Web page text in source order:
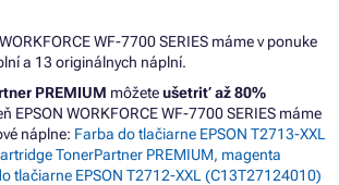
WF-7700 SERIES máme v ponuke
a 13 originálnych náplní.
PREMIUM môžeteušetriť až 80%
EPSON WORKFORCE WF-7700 SERIES máme
náplne: Farba do tlačiarne EPSON T2713-XXL
TonerPartner PREMIUM, magenta
tlačiarne EPSON T2712-XXL (C13T27124010)